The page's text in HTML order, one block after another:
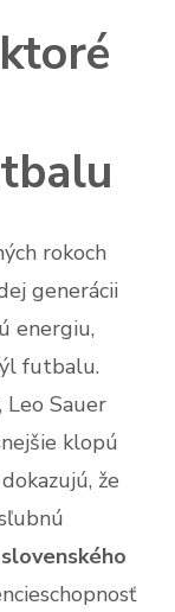
rokoch
generácii
energiu,
futbalu.
Sauer
klopú
že